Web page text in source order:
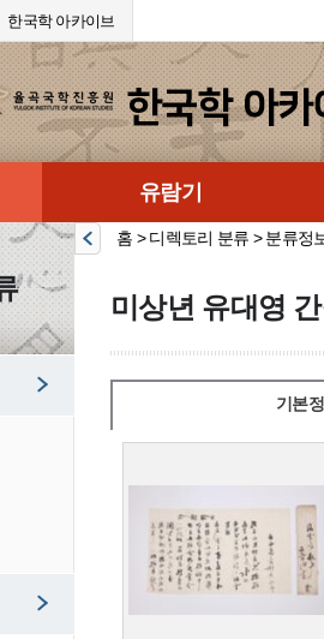
한국학 아카이브
유람기
홈 > 디렉토리 분류 > 분류정
미상년 유대영
기본